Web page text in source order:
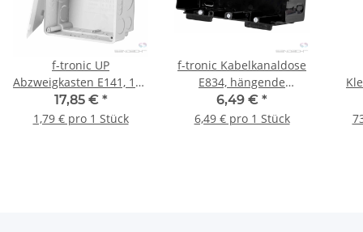
f-tronic UP
Abzweigkasten E141, 100
x 100 x 50mm, grau, 10
Stück
17,85 € *
1,79 € pro 1 Stück
f-tronic Kabelkanaldose
E834, hängende
Befestigung, 1 Stück
6,49 € *
6,49 € pro 1 Stück